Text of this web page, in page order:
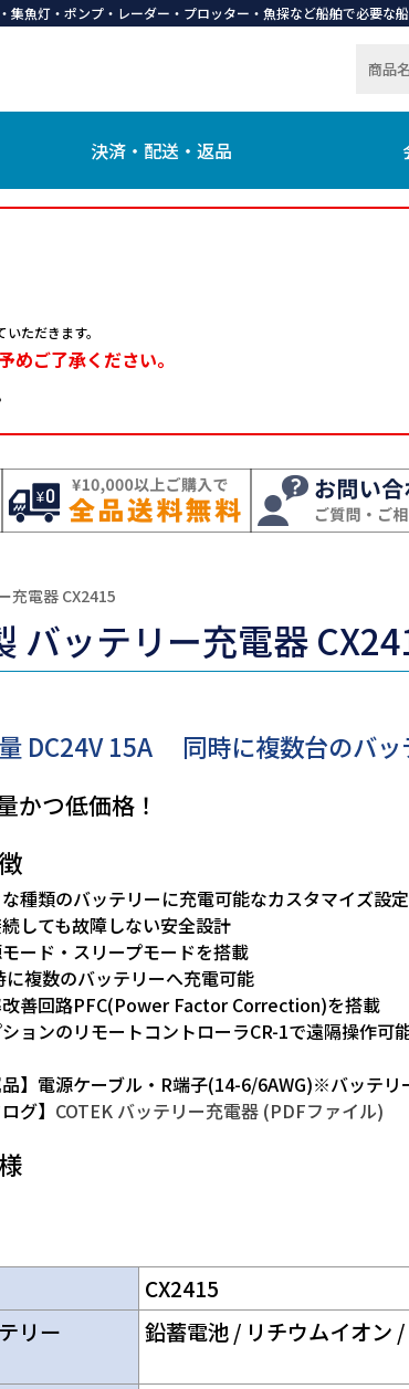
集魚灯・ポンプ・レーダー・プロッター・魚探など船舶で必要な
決済・配送・返品
ただきます。
めご了承ください。
充電器 CX2415
バッテリー充電器
DC24V 15A 同時に複数台のバッ
かつ低価格！
種類のバッテリーに充電可能なカスタマイズ設定
しても故障しない安全設計
ード・スリープモードを搭載
に複数のバッテリーへ充電可能
善回路PFC(Power Factor Correction)を搭載
ョンのリモートコントローラCR-1で遠隔操作可
品】電源ケーブル・R端子(14-6/6AWG)※バッテリ
グ】 COTEK バッテリー充電器 (PDFファイル)
CX2415
リー
鉛蓄電池 / リチウムイオン